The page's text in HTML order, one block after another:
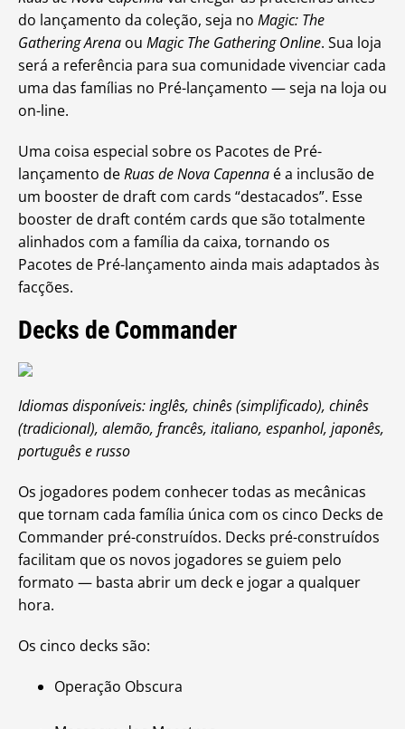
do lançamento da coleção, seja no Magic: The
Gathering Arena ou Magic The Gathering Online. Sua loja
será a referência para sua comunidade vivenciar cada
uma das famílias no Pré-lançamento — seja na loja ou
on-line.
Uma coisa especial sobre os Pacotes de Pré-
lançamento deRuas de Nova Capenna é a inclusão de
um booster de draft com cards “destacados”. Esse
booster de draft contém cards que são totalmente
alinhados com a família da caixa, tornando os
Pacotes de Pré-lançamento ainda mais adaptados às
facções.
Decks de Commander
Idiomas disponíveis: inglês, chinês (simplificado), chinês
(tradicional), alemão, francês, italiano, espanhol, japonês,
português e russo
Os jogadores podem conhecer todas as mecânicas
que tornam cada família única com os cinco Decks de
Commander pré-construídos. Decks pré-construídos
facilitam que os novos jogadores se guiem pelo
formato — basta abrir um deck e jogar a qualquer
hora.
Os cinco decks são:
Operação Obscura